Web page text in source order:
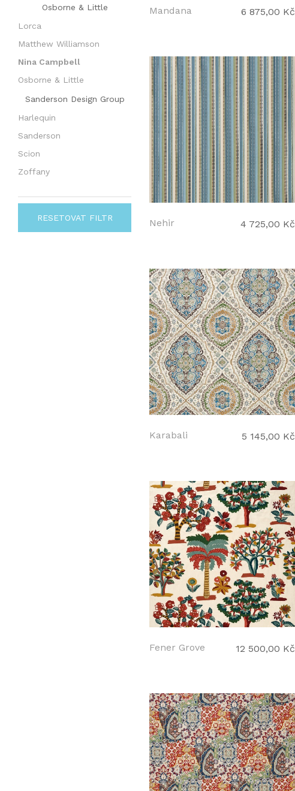
Osborne & Little
Lorca
Matthew Williamson
Nina Campbell
Osborne & Little
Sanderson Design Group
Harlequin
Sanderson
Scion
Zoffany
RESETOVAT FILTR
Mandana 6 875,00 Kč
Nehir 4 725,00 Kč
Karabali 5 145,00 Kč
Fener Grove 12 500,00 Kč